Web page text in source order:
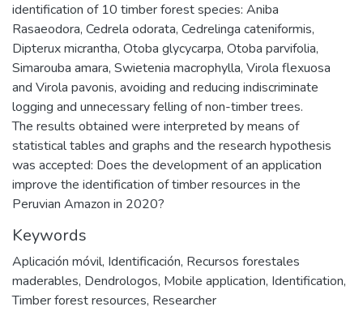
identification of 10 timber forest species: Aniba
Rasaeodora, Cedrela odorata, Cedrelinga cateniformis,
Dipterux micrantha, Otoba glycycarpa, Otoba parvifolia,
Simarouba amara, Swietenia macrophylla, Virola flexuosa
and Virola pavonis, avoiding and reducing indiscriminate
logging and unnecessary felling of non-timber trees.
The results obtained were interpreted by means of
statistical tables and graphs and the research hypothesis
was accepted: Does the development of an application
improve the identification of timber resources in the
Peruvian Amazon in 2020?
Keywords
Aplicación móvil, Identificación, Recursos forestales
maderables, Dendrologos, Mobile application, Identification,
Timber forest resources, Researcher